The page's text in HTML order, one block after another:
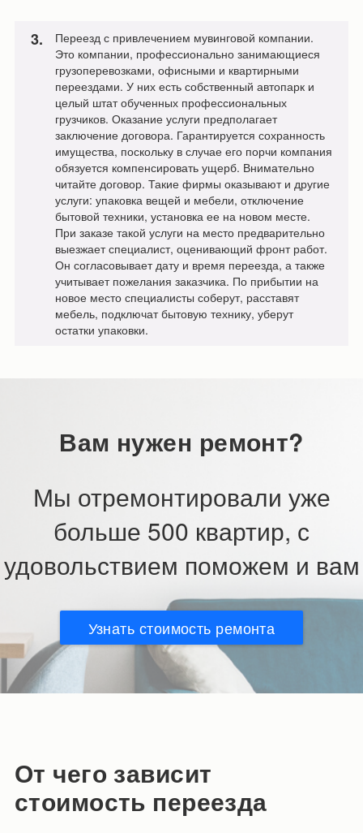
Переезд с привлечением мувинговой компании.
Это компании, профессионально занимающиеся
грузоперевозками, офисными и квартирными
переездами. У них есть собственный автопарк и
целый штат обученных профессиональных
грузчиков. Оказание услуги предполагает
заключение договора. Гарантируется сохранность
имущества, поскольку в случае его порчи компания
обязуется компенсировать ущерб. Внимательно
читайте договор. Такие фирмы оказывают и другие
услуги: упаковка вещей и мебели, отключение
бытовой техники, установка ее на новом месте.
При заказе такой услуги на место предварительно
выезжает специалист, оценивающий фронт работ.
Он согласовывает дату и время переезда, а также
учитывает пожелания заказчика. По прибытии на
новое место специалисты соберут, расставят
мебель, подключат бытовую технику, уберут
остатки упаковки.
Вам нужен ремонт?
Мы отремонтировали уже
больше 500 квартир, с
удовольствием поможем и вам
Узнать стоимость ремонта
От чего зависит
стоимость переезда